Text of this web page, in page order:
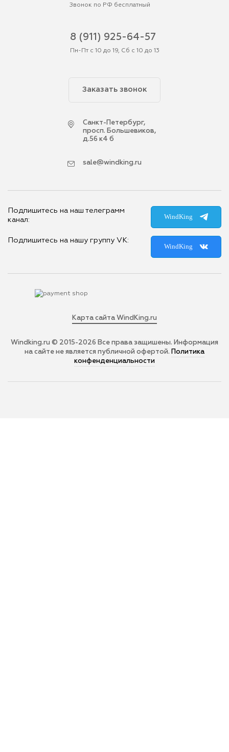
Звонок по РФ бесплатный
8 (911) 925-64-57
Пн-Пт с 10 до 19, Сб с 10 до 13
Заказать звонок
Cанкт-Петербург,
просп. Большевиков,
д.56 к4 б
sale@windking.ru
Подпишитесь на наш телеграмм
канал:
WindKing
Подпишитесь на нашу группу VK:
WindKing
Windking.ru © 2015-2026 Все права защишены. Информация
на сайте не является публичной офертой. Политика
конфенденциальности
Карта сайта WindKing.ru